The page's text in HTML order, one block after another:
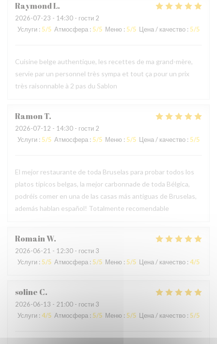
RaymondL
2026-07-23 - 14:30 - гости 2
Услуги : 5/5 Атмосфера : 5/5 Меню : 5/5 Цена / качество : 5/5
Cuisine belge authentique, les recettes de ma grand-mère,
servie par un personnel très sympa et tout ça pour un prix
très raisonnable à 2 pas du Sablon
RamonT
2026-07-12 - 14:30 - гости 2
Услуги : 5/5 Атмосфера : 5/5 Меню : 5/5 Цена / качество : 5/5
El mejor restaurante de toda Bruselas para probar todos los
platos típicos belgas, la mejor carbonnade de toda Bélgica,
podréis comer en una de las casas más antiguas de Bruselas,
además hablan español! Totalmente recomendable
RomainW
2026-06-21 - 12:30 - гости 3
Услуги : 5/5 Атмосфера : 5/5 Меню : 5/5 Цена / качество :4/5
soline C
2026-06-13 - 21:00 - гости 3
Услуги : 4/5 Атмосфера : 5/5 Меню : 5/5 Цена / качество : 5/5